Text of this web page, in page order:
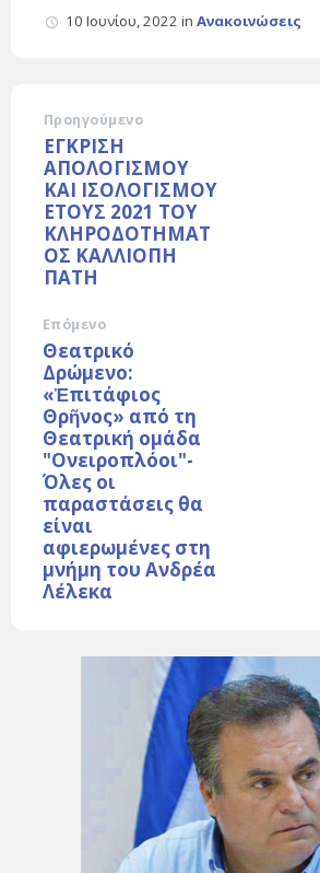
10 Ιουνίου, 2022 in Ανακοινώσεις
Προηγούμενο
ΕΓΚΡΙΣΗ
ΑΠΟΛΟΓΙΣΜΟΥ
ΚΑΙ ΙΣΟΛΟΓΙΣΜΟΥ
ΕΤΟΥΣ 2021 ΤΟΥ
ΚΛΗΡΟΔΟΤΗΜΑΤ
ΟΣ ΚΑΛΛΙΟΠΗ
ΠΑΤΗ
Επόμενο
Θεατρικό
Δρώμενο:
«Ἐπιτάφιος
Θρῆνος» από τη
Θεατρική ομάδα
"Ονειροπλόοι"-
Όλες οι
παραστάσεις θα
είναι
αφιερωμένες στη
μνήμη του Ανδρέα
Λέλεκα